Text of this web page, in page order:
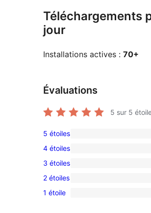
Téléchargements
jour
Installations actives : 70+
Évaluations
5 sur 5
2
avis
à
5
étoiles
5 étoiles
0
avis
à
4
4 étoiles
0
avis
à
3 étoiles
0
avis
2 étoiles
0
1 étoile